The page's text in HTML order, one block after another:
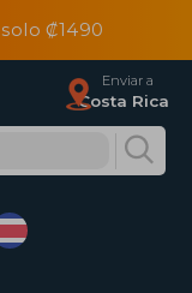
₡1490
Enviar a
Costa Rica